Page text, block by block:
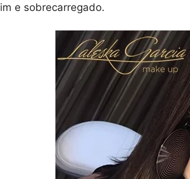
e sobrecarregado.